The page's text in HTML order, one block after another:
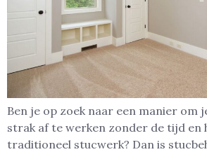
Ben je op zoek naar een manier om
strak af te werken zonder de tijd en
traditioneel stucwerk? Dan is